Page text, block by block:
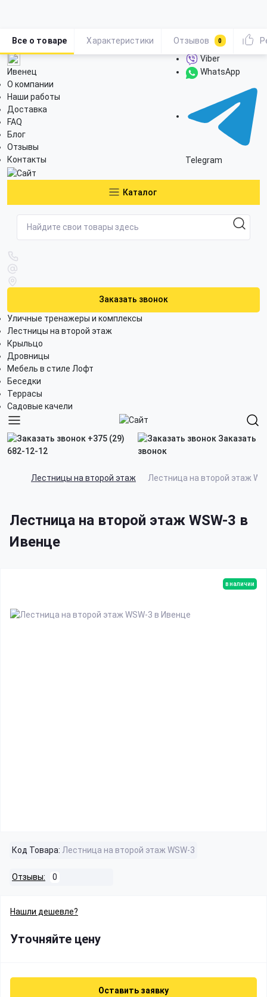
Ивенец
О компании
Наши работы
Доставка
FAQ
Блог
Отзывы
Контакты
Viber
WhatsApp
Telegram
Каталог
Заказать звонок
Уличные тренажеры и комплексы
Лестницы на второй этаж
Крыльцо
Дровницы
Мебель в стиле Лофт
Беседки
Террасы
Садовые качели
+375 (29)
682-12-12
Заказать
звонок
Лестницы на второй этаж Лестница на второй этаж
Лестница на второй этаж WSW-3 в
Ивенце
Все о товаре Характеристики Отзывов 0
в наличии
Код Товара: Лестница на второй этаж WSW-3
Отзывы: 0
Нашли дешевле?
Уточняйте цену
Оставить заявку